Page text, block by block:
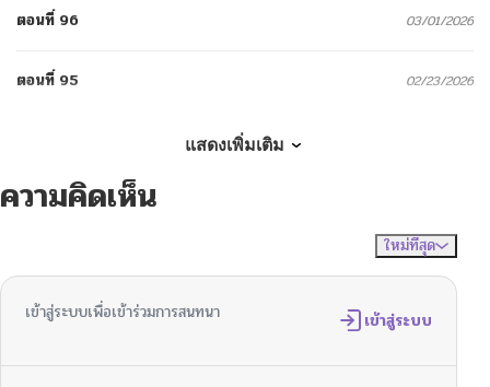
ตอนที่ 96 03/01/2026
ตอนที่ 95 02/23/2026
ตอนที่ 93
02/09/2026
ตอนที่ 91 01/26/2026
แสดงเพิ่มเติม
ความคิดเห็น
ใหม่ที่สุด
เข้าสู่ระบบเพื่อเข้าร่วมการสนทนา เข้าสู่ระบบ